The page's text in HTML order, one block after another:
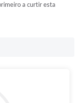
Ativa do
a curtir esta